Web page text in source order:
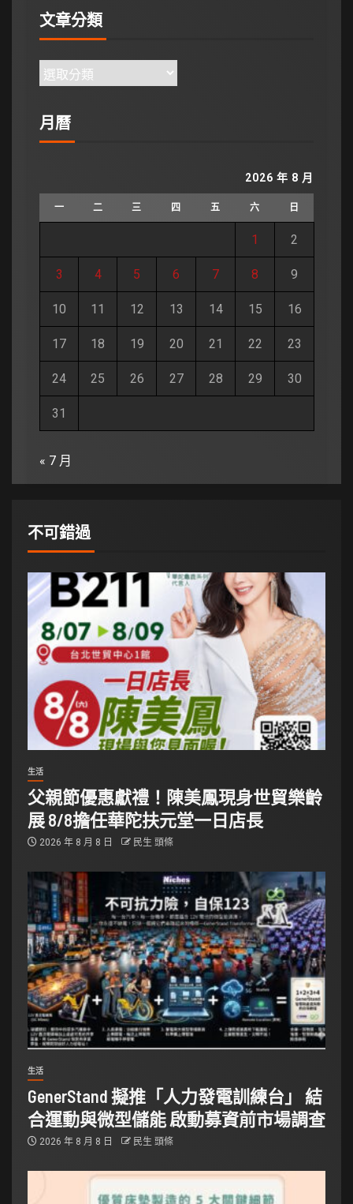
文章分類
月曆
2026 年 8 月
一 二 三 四 五 六 日
1 2
3 4 5 6 7 8 9
10 11 12 13 14 15 16
17 18 19 20 21 22 23
24 25 26 27 28 29 30
31
« 7 月
不可錯過
生活
父親節優惠獻禮！陳美鳳現身世貿樂齡
展 8/8擔任華陀扶元堂一日店長
2026 年 8 月 8 日 民生 頭條
生活
GenerStand 擬推「人力發電訓練台」 結
合運動與微型儲能 啟動募資前市場調查
2026 年 8 月 8 日 民生 頭條